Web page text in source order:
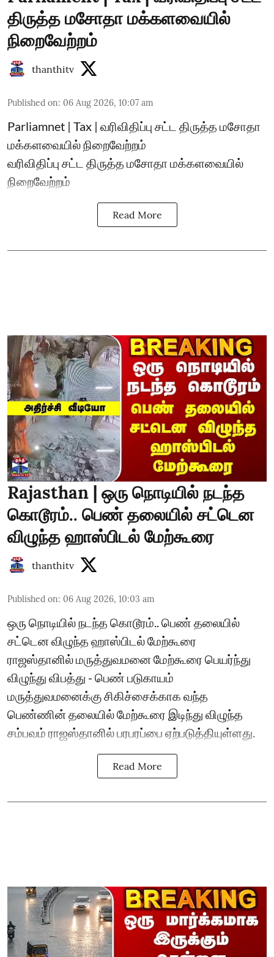
திருத்த மசோதா மக்களவையில்
நிறைவேற்றம்
thanthitv
Published on: 06 Aug 2026, 10:07 am
Parliamnet | Tax | வரிவிதிப்பு சட்ட திருத்த மசோதா
மக்களவையில் நிறைவேற்றம்
வரிவிதிப்பு சட்ட திருத்த மசோதா மக்களவையில்
நிறைவேற்றம்
Read More
Rajasthan | ஒரு நொடியில் நடந்த
கொடூரம்.. பெண் தலையில் சட்டென
விழுந்த ஹாஸ்பிடல் மேற்கூரை
thanthitv
Published on: 06 Aug 2026, 10:03 am
ஒரு நொடியில் நடந்த கொடூரம்.. பெண் தலையில்
சட்டென விழுந்த ஹாஸ்பிடல் மேற்கூரை
ராஜஸ்தானில் மருத்துவமனை மேற்கூரை பெயர்ந்து
விழுந்து விபத்து - பெண் படுகாயம்
மருத்துவமனைக்கு சிகிச்சைக்காக வந்த
பெண்ணின் தலையில் மேற்கூரை இடிந்து விழுந்த
சம்பவம் ராஜஸ்தானில் பரபரப்பை ஏற்படுத்தியுள்ளது.
Read More